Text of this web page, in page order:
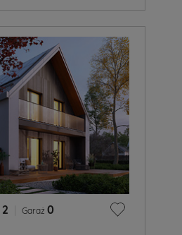
2 Garaż 0